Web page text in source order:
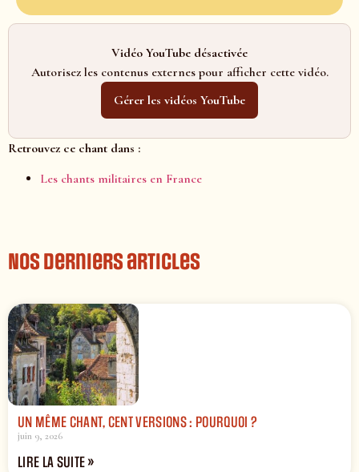
Vidéo YouTube désactivée
Autorisez les contenus externes pour afficher cette vidéo.
Gérer les vidéos YouTube
Retrouvez ce chant dans :
Les chants militaires en France
Nos derniers articles
UN MÊME CHANT, CENT VERSIONS : POURQUOI ?
juin 9, 2026
LIRE LA SUITE »